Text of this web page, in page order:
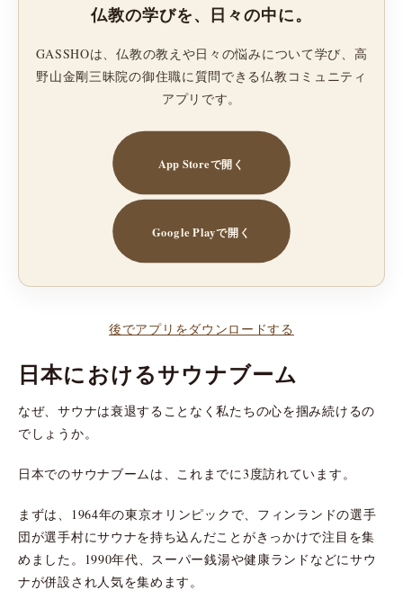
仏教の学びを、日々の中に。
GASSHOは、仏教の教えや日々の悩みについて学び、高
野山金剛三昧院の御住職に質問できる仏教コミュニティ
アプリです。
App Storeで開く
Google Playで開く
後でアプリをダウンロードする
日本におけるサウナブーム
なぜ、サウナは衰退することなく私たちの心を掴み続けるの
でしょうか。
日本でのサウナブームは、これまでに3度訪れています。
まずは、1964年の東京オリンピックで、フィンランドの選手
団が選手村にサウナを持ち込んだことがきっかけで注目を集
めました。1990年代、スーパー銭湯や健康ランドなどにサウ
ナが併設され人気を集めます。